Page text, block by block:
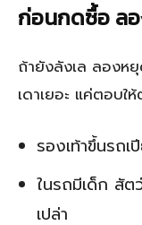
ก่อนกดซื้อ ล
ถ้ายังลังเล ลองห
เดาเยอะ แค่ตอบใ
รองเท้าขึ้นรถเ
ในรถมีเด็ก สั
เปล่า